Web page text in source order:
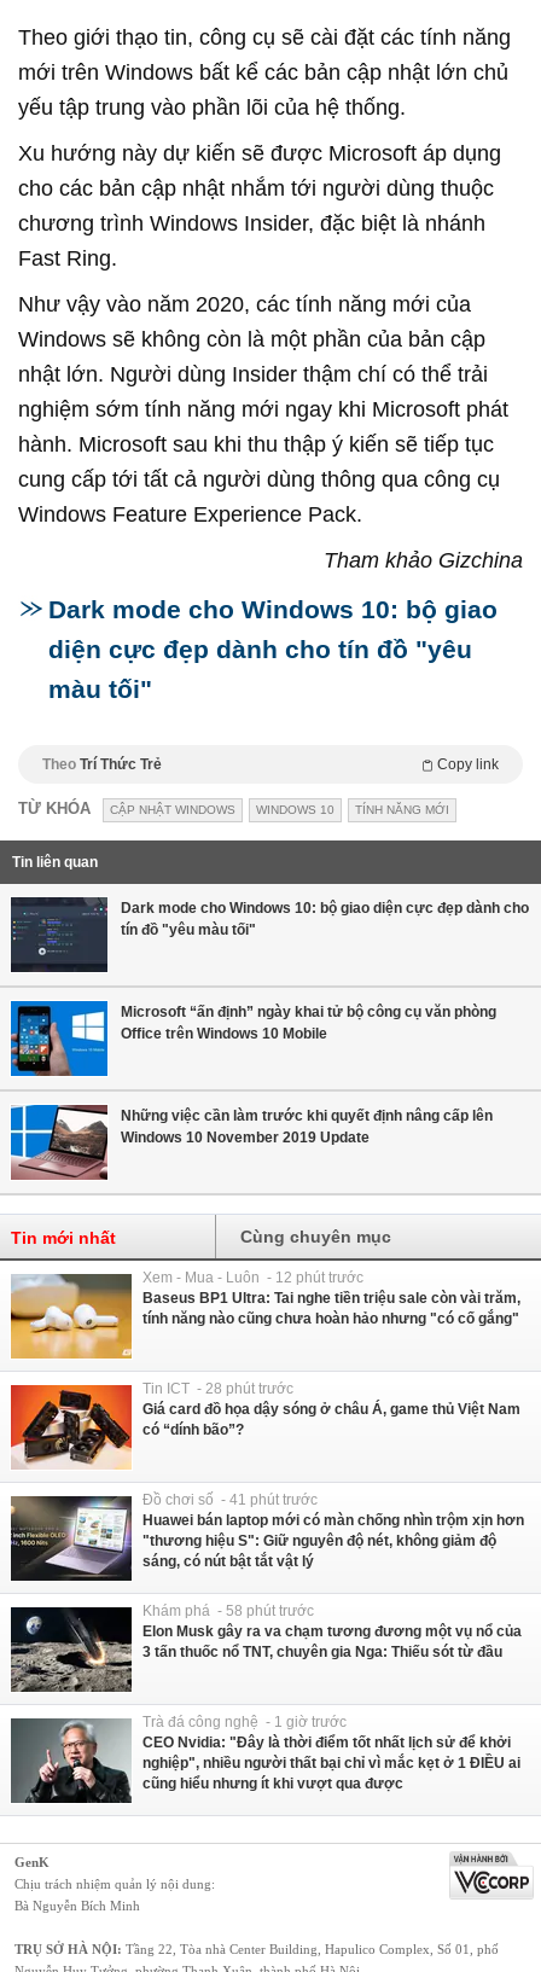
Theo giới thạo tin, công cụ sẽ cài đặt các tính năng
mới trên Windows bất kể các bản cập nhật lớn chủ
yếu tập trung vào phần lõi của hệ thống.
Xu hướng này dự kiến sẽ được Microsoft áp dụng
cho các bản cập nhật nhắm tới người dùng thuộc
chương trình Windows Insider, đặc biệt là nhánh
Fast Ring.
Như vậy vào năm 2020, các tính năng mới của
Windows sẽ không còn là một phần của bản cập
nhật lớn. Người dùng Insider thậm chí có thể trải
nghiệm sớm tính năng mới ngay khi Microsoft phát
hành. Microsoft sau khi thu thập ý kiến sẽ tiếp tục
cung cấp tới tất cả người dùng thông qua công cụ
Windows Feature Experience Pack.
Tham khảo Gizchina
Dark mode cho Windows 10: bộ giao
diện cực đẹp dành cho tín đồ "yêu
màu tối"
Theo Trí Thức Trẻ Copy link
TỪ KHÓA CẬP NHẬT WINDOWS WINDOWS 10 TÍNH NĂNG MỚI
Tin liên quan
Dark mode cho Windows 10: bộ giao diện cực đẹp dành cho
tín đồ "yêu màu tối"
Microsoft “ấn định” ngày khai tử bộ công cụ văn phòng
Office trên Windows 10 Mobile
Những việc cần làm trước khi quyết định nâng cấp lên
Windows 10 November 2019 Update
Tin mới nhất Cùng chuyên mục
Xem - Mua - Luôn - 12 phút trước
Baseus BP1 Ultra: Tai nghe tiền triệu sale còn vài trăm,
tính năng nào cũng chưa hoàn hảo nhưng "có cố gắng"
Tin ICT - 28 phút trước
Giá card đồ họa dậy sóng ở châu Á, game thủ Việt Nam
có “dính bão”?
Đồ chơi số - 41 phút trước
Huawei bán laptop mới có màn chống nhìn trộm xịn hơn
"thương hiệu S": Giữ nguyên độ nét, không giảm độ
sáng, có nút bật tắt vật lý
Khám phá - 58 phút trước
Elon Musk gây ra va chạm tương đương một vụ nổ của
3 tấn thuốc nổ TNT, chuyên gia Nga: Thiếu sót từ đầu
Trà đá công nghệ - 1 giờ trước
CEO Nvidia: "Đây là thời điểm tốt nhất lịch sử để khởi
nghiệp", nhiều người thất bại chỉ vì mắc kẹt ở 1 ĐIỀU ai
cũng hiểu nhưng ít khi vượt qua được
GenK
Chịu trách nhiệm quản lý nội dung:
Bà Nguyễn Bích Minh
TRỤ SỞ HÀ NỘI: Tầng 22, Tòa nhà Center Building, Hapulico Complex, Số 01, phố